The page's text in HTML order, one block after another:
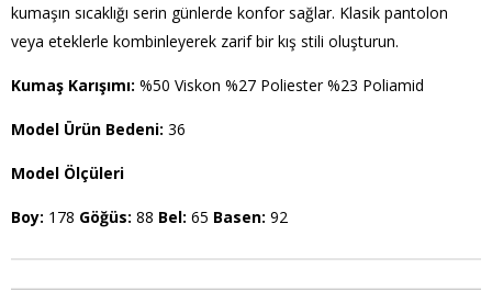
kumaşın sıcaklığı serin günlerde konfor sağlar. Klasik pantolon
veya eteklerle kombinleyerek zarif bir kış stili oluşturun.
Kumaş Karışımı: %50 Viskon %27 Poliester %23 Poliamid
Model Ürün Bedeni: 36
Model Ölçüleri
Boy: 178 Göğüs: 88 Bel: 65 Basen: 92